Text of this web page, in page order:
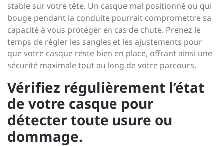
stable sur votre tête. Un casque mal positionné ou qui
bouge pendant la conduite pourrait compromettre sa
capacité à vous protéger en cas de chute. Prenez le
temps de régler les sangles et les ajustements pour
que votre casque reste bien en place, offrant ainsi une
sécurité maximale tout au long de votre parcours.
Vérifiez régulièrement l’état
de votre casque pour
détecter toute usure ou
dommage.